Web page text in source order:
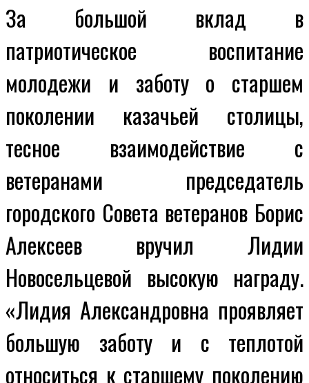
За большой вклад в
патриотическое воспитание
молодежи и заботу о старшем
поколении казачьей столицы,
тесное взаимодействие с
ветеранами председатель
городского Совета ветеранов Борис
Алексеев вручил Лидии
Новосельцевой высокую награду.
«Лидия Александровна проявляет
большую заботу и с теплотой
относиться к старшему поколению